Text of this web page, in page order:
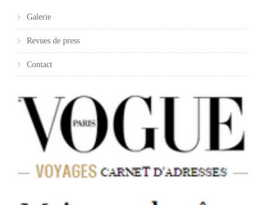
Galerie
Revues de press
Contact